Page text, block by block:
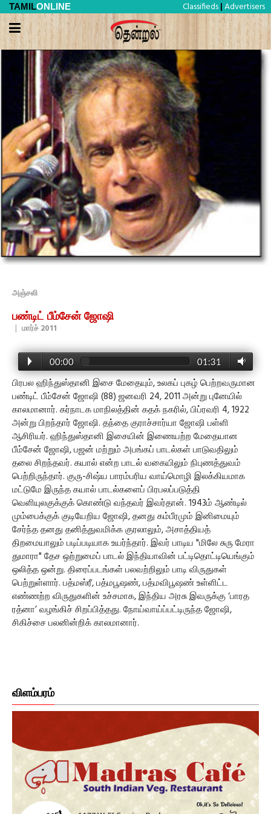
TAMILONLINE Classifieds | Advertisers
அஞ்சலி
பண்டிட் பீம்சேன் ஜோஷி
| மார்ச் 2011
00:00 01:31
பிரபல ஹிந்துஸ்தானி இசை மேதையும், உலகப் புகழ் பெற்றவருமான
பண்டிட் பீம்சேன் ஜோஷி (88) ஜனவரி 24, 2011 அன்று புனேயில்
காலமானார். கர்நாடக மாநிலத்தின் கதக் நகரில், பிப்ரவரி 4, 1922
அன்று பிறந்தார் ஜோஷி. தந்தை குராச்சார்யா ஜோஷி பள்ளி
ஆசிரியர். ஹிந்துஸ்தானி இசையின் இணையற்ற மேதையான
பீம்சேன் ஜோஷி, பஜன் மற்றும் அபங்கப் பாடல்கள் பாடுவதிலும்
தலை சிறந்தவர். கயால் என்ற பாடல் வகையிலும் நிபுணத்துவம்
பெற்றிருந்தார். குரு-சிஷ்ய பாரம்பரிய வாய்மொழி இலக்கியமாக
மட்டுமே இருந்த கயால் பாடல்களைப் பிரபலப்படுத்தி
வெளியுலகுக்குக் கொண்டு வந்தவர் இவர்தான். 1943ம் ஆண்டில்
மும்பைக்குக் குடியேறிய ஜோஷி, தனது கம்பீரமும் இனிமையும்
சேர்ந்த தனது தனித்துவமிக்க குரலாலும், அசாத்தியத்
திறமையாலும் படிப்படியாக உயர்ந்தார். இவர் பாடிய "மிலே சுரு மேரா
துமாரா" தேச ஒற்றுமைப் பாடல் இந்தியாவின் பட்டிதொட்டியெங்கும்
ஒலித்த ஒன்று. திரைப்படங்கள் பலவற்றிலும் பாடி விருதுகள்
பெற்றுள்ளார். பத்மஸ்ரீ, பத்மபூஷண், பத்மவிபூஷண் உள்ளிட்ட
எண்ணற்ற விருதுகளின் உச்சமாக, இந்திய அரசு இவருக்கு ‘பாரத
ரத்னா’ வழங்கிச் சிறப்பித்தது. நோய்வாய்ப்பட்டிருந்த ஜோஷி,
சிகிச்சை பலனின்றிக் காலமானார்.
விளம்பரம்